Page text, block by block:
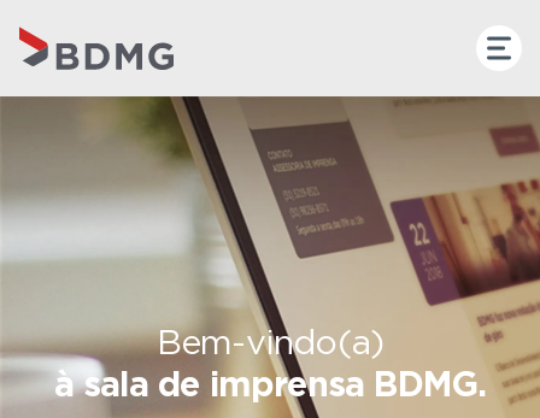
Bem-vindo(a)
à sala de imprensa BDMG.